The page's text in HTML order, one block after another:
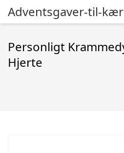
Adventsgaver-til-
Personligt
Hjerte